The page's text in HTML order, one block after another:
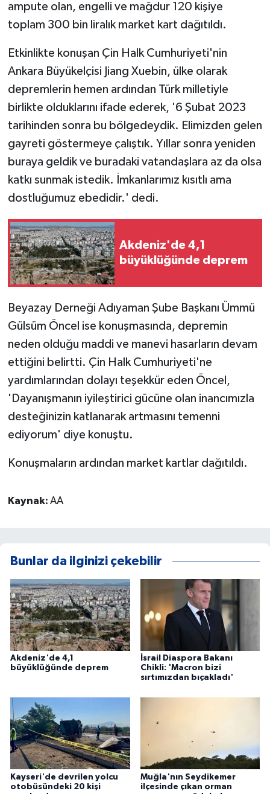
ampute olan, engelli ve mağdur 120 kişiye
toplam 300 bin liralık market kart dağıtıldı.
Etkinlikte konuşan Çin Halk Cumhuriyeti'nin
Ankara Büyükelçisi Jiang Xuebin, ülke olarak
depremlerin hemen ardından Türk milletiyle
birlikte olduklarını ifade ederek, '6 Şubat 2023
tarihinden sonra bu bölgedeydik. Elimizden gelen
gayreti göstermeye çalıştık. Yıllar sonra yeniden
buraya geldik ve buradaki vatandaşlara az da olsa
katkı sunmak istedik. İmkanlarımız kısıtlı ama
dostluğumuz ebedidir.' dedi.
Akdeniz'de 4,1
büyüklüğünde deprem
Beyazay Derneği Adıyaman Şube Başkanı Ümmü
Gülsüm Öncel ise konuşmasında, depremin
neden olduğu maddi ve manevi hasarların devam
ettiğini belirtti. Çin Halk Cumhuriyeti'ne
yardımlarından dolayı teşekkür eden Öncel,
'Dayanışmanın iyileştirici gücüne olan inancımızla
desteğinizin katlanarak artmasını temenni
ediyorum' diye konuştu.
Konuşmaların ardından market kartlar dağıtıldı.
Kaynak: AA
Bunlar da ilginizi çekebilir
Akdeniz'de 4,1
büyüklüğünde deprem
İsrail Diaspora Bakanı
Chikli: 'Macron bizi
sırtımızdan bıçakladı'
Kayseri'de devrilen yolcu
otobüsündeki 20 kişi
Muğla'nın Seydikemer
ilçesinde çıkan orman